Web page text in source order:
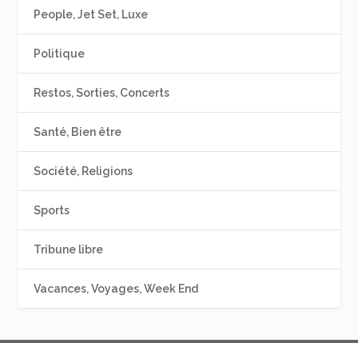
People, Jet Set, Luxe
Politique
Restos, Sorties, Concerts
Santé, Bien être
Société, Religions
Sports
Tribune libre
Vacances, Voyages, Week End